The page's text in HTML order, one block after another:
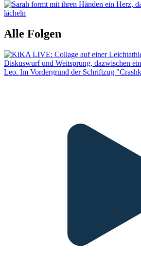
Alle Folgen